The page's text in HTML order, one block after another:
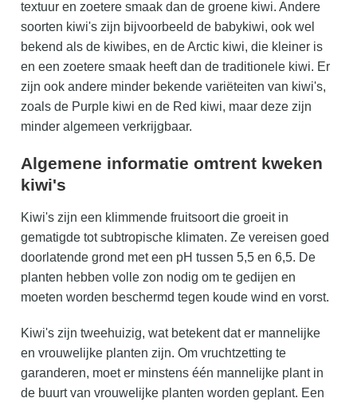
textuur en zoetere smaak dan de groene kiwi. Andere
soorten kiwi's zijn bijvoorbeeld de babykiwi, ook wel
bekend als de kiwibes, en de Arctic kiwi, die kleiner is
en een zoetere smaak heeft dan de traditionele kiwi. Er
zijn ook andere minder bekende variëteiten van kiwi's,
zoals de Purple kiwi en de Red kiwi, maar deze zijn
minder algemeen verkrijgbaar.
Algemene informatie omtrent kweken
kiwi's
Kiwi's zijn een klimmende fruitsoort die groeit in
gematigde tot subtropische klimaten. Ze vereisen goed
doorlatende grond met een pH tussen 5,5 en 6,5. De
planten hebben volle zon nodig om te gedijen en
moeten worden beschermd tegen koude wind en vorst.
Kiwi's zijn tweehuizig, wat betekent dat er mannelijke
en vrouwelijke planten zijn. Om vruchtzetting te
garanderen, moet er minstens één mannelijke plant in
de buurt van vrouwelijke planten worden geplant. Een